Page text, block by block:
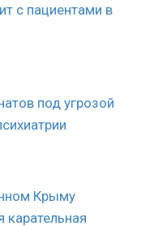
с пациентами в
под угрозой
Крыму
карательная